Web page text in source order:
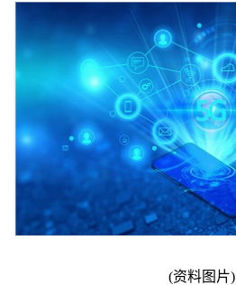
(资料图片)